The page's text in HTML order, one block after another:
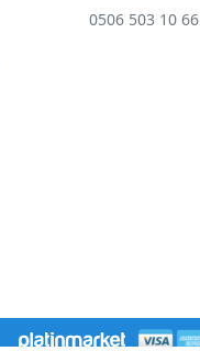
0506 503 10 66